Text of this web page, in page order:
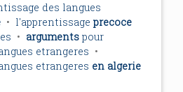
des langues
• l'apprentissage precoce
• arguments pour
etrangeres •
etrangeres en algerie